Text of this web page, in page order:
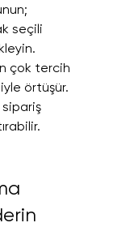
seçili
çok tercih
örtüşür.
sipariş